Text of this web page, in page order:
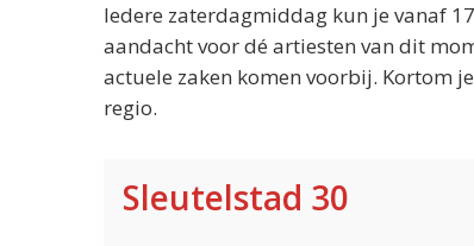
Iedere zaterdagmiddag kun je vanaf
aandacht voor dé artiesten van dit
actuele zaken komen voorbij. Kortom
regio.
Sleutelstad 30